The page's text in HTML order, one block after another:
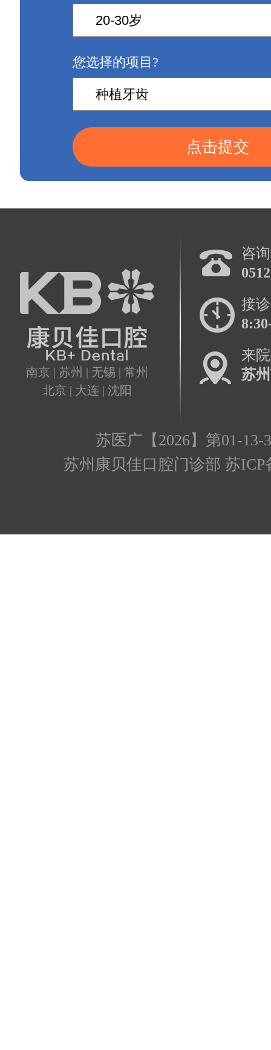
您选择的项目?
点击提交
南京 | 苏州 | 无锡 | 常州
北京 | 大连 | 沈阳
咨
接
来
苏
苏医广【2026】第01-13-
苏州康贝佳口腔门诊部 苏ICP